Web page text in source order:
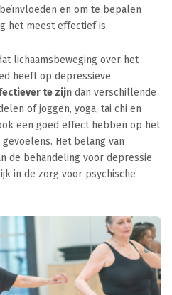
en om te bepalen
het meest effectief is.
lichaamsbeweging over het
heeft op depressieve
te zijn dan verschillende
of joggen, yoga, tai chi en
een goed effect hebben op het
Het belang van
de behandeling voor depressie
in de zorg voor psychische